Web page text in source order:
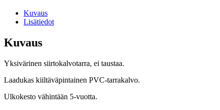
Kuvaus
Lisätiedot
Kuvaus
Yksivärinen siirtokalvotarra, ei taustaa.
Laadukas kiiltäväpintainen PVC-tarrakalvo.
Ulkokesto vähintään 5-vuotta.